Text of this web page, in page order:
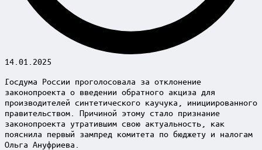
14.01.2025
Госдума России проголосовала за отклонение
законопроекта о введении обратного акциза для
производителей синтетического каучука, инициированного
правительством. Причиной этому стало признание
законопроекта утратившим свою актуальность, как
пояснила первый зампред комитета по бюджету и налогам
Ольга Ануфриева.